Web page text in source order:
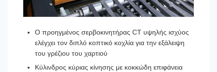
Ο προηγμένος σερβοκινητήρας CT υψηλής ισχύος
ελέγχει τον διπλό κοπτικό κοχλία για την εξάλειψη
του γρέζιου του χαρτιού
Κύλινδρος κύριας κίνησης με κοκκώδη επιφάνεια